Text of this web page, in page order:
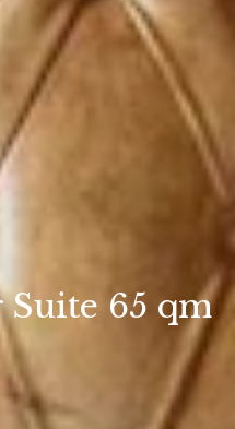
65 qm